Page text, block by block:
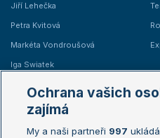
Jiří Lehečka
Petra Kvitová
Markéta Vondroušová
Iga Swiatek
Žebříčky
Žebříček ATP (muži)
Ochrana vašich
zajímá
My a naši partneři 997